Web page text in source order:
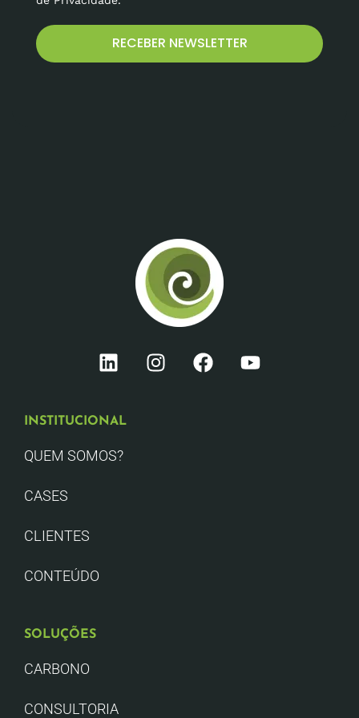
RECEBER NEWSLETTER
INSTITUCIONAL
QUEM SOMOS?
CASES
CLIENTES
CONTEÚDO
SOLUÇÕES
CARBONO
CONSULTORIA